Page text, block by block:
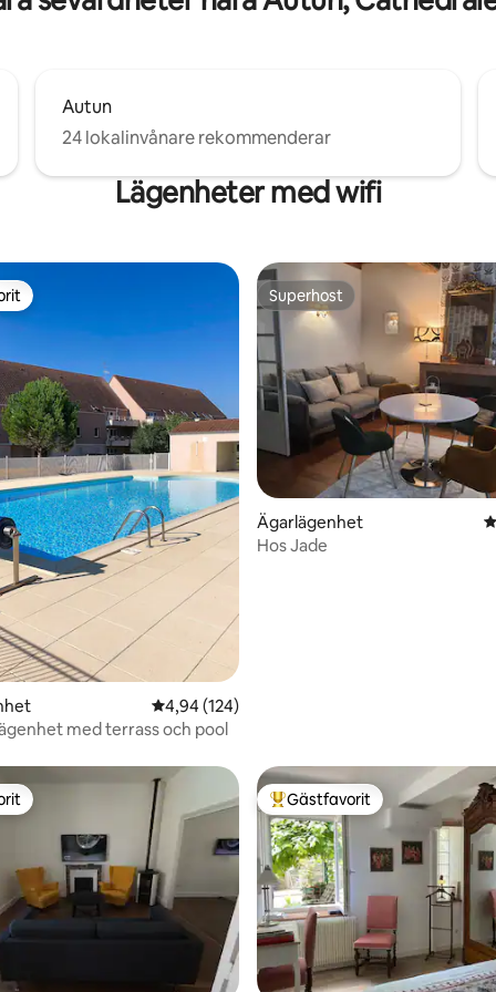
Autun
24 lokalinvånare rekommenderar
Lägenheter med wifi
betyg, 62 omdömen
4,94 av 5 i genomsnittligt betyg, 124
4,94 (124)
med terrass och pool
Superhost
Superhost
Ägarlägenhet
Hos Jade
Populär gästfavorit
Gästfavorit